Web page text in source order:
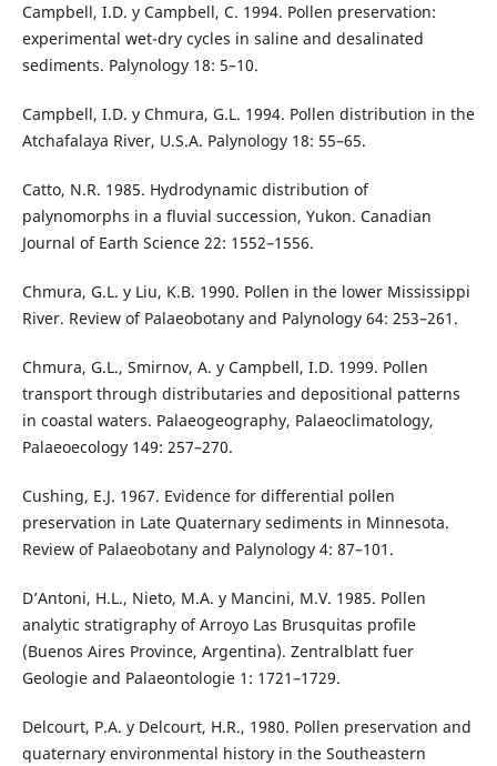
Campbell, I.D. y Campbell, C. 1994. Pollen preservation:
experimental wet-dry cycles in saline and desalinated
sediments. Palynology 18: 5–10.
Campbell, I.D. y Chmura, G.L. 1994. Pollen distribution in the
Atchafalaya River, U.S.A. Palynology 18: 55–65.
Catto, N.R. 1985. Hydrodynamic distribution of
palynomorphs in a fluvial succession, Yukon. Canadian
Journal of Earth Science 22: 1552–1556.
Chmura, G.L. y Liu, K.B. 1990. Pollen in the lower Mississippi
River. Review of Palaeobotany and Palynology 64: 253–261.
Chmura, G.L., Smirnov, A. y Campbell, I.D. 1999. Pollen
transport through distributaries and depositional patterns
in coastal waters. Palaeogeography, Palaeoclimatology,
Palaeoecology 149: 257–270.
Cushing, E.J. 1967. Evidence for differential pollen
preservation in Late Quaternary sediments in Minnesota.
Review of Palaeobotany and Palynology 4: 87–101.
D’Antoni, H.L., Nieto, M.A. y Mancini, M.V. 1985. Pollen
analytic stratigraphy of Arroyo Las Brusquitas profile
(Buenos Aires Province, Argentina). Zentralblatt fuer
Geologie and Palaeontologie 1: 1721–1729.
Delcourt, P.A. y Delcourt, H.R., 1980. Pollen preservation and
quaternary environmental history in the Southeastern